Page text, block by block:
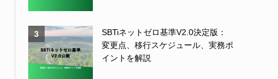
3
SBTiネットゼロ基準V2.0決定版：
変更点、移行スケジュール、実務ポ
イントを解説